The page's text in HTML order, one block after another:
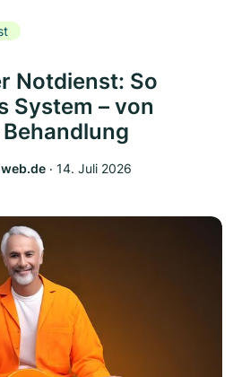
Notdienst: So
System – von
‧ 14. Juli 2026